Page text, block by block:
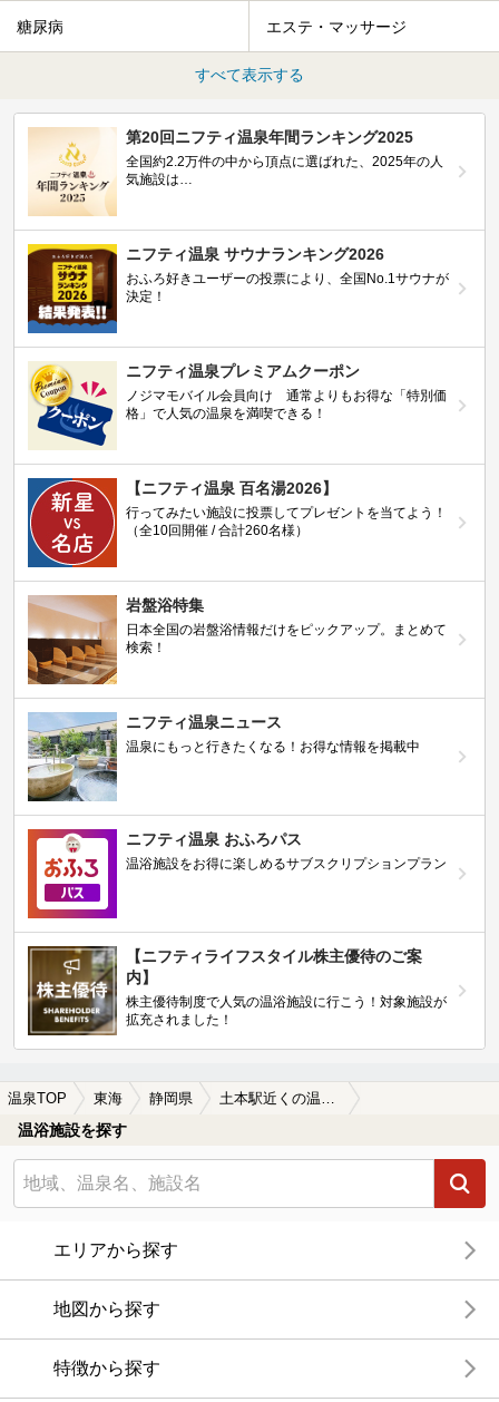
糖尿病 エステ・マッサージ
すべて表示する
第20回ニフティ温泉年間ランキング2025
全国約2.2万件の中から頂点に選ばれた、2025年の人
気施設は…
ニフティ温泉 サウナランキング2026
おふろ好きユーザーの投票により、全国No.1サウナが
決定！
ニフティ温泉プレミアムクーポン
ノジマモバイル会員向け 通常よりもお得な「特別価
格」で人気の温泉を満喫できる！
【ニフティ温泉 百名湯2026】
行ってみたい施設に投票してプレゼントを当てよう！
（全10回開催 / 合計260名様）
岩盤浴特集
日本全国の岩盤浴情報だけをピックアップ。まとめて
検索！
ニフティ温泉ニュース
温泉にもっと行きたくなる！お得な情報を掲載中
ニフティ温泉 おふろパス
温浴施設をお得に楽しめるサブスクリプションプラン
【ニフティライフスタイル株主優待のご案
内】
株主優待制度で人気の温浴施設に行こう！対象施設が
拡充されました！
温泉TOP 東海 静岡県
温浴施設を探す
エリアから探す
地図から探す
特徴から探す